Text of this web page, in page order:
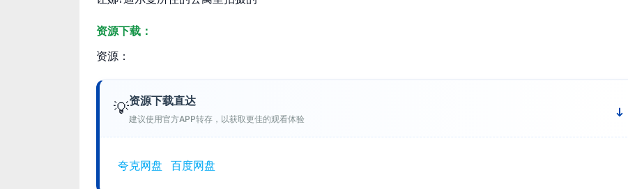
资源下载：
资源：
💡资源下载直达
建议使用官方APP转存，以获取更佳的观看体验
夸克网盘 百度网盘